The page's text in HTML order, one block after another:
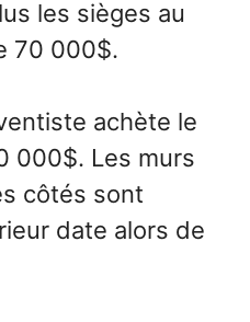
les sièges au
70 000$.
achète le
000$. Les murs
côtés sont
date alors de